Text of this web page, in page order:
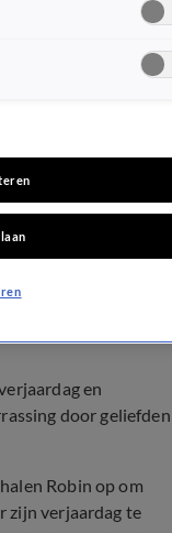
op
en
door geliefden
Robin op om
zijn verjaardag te